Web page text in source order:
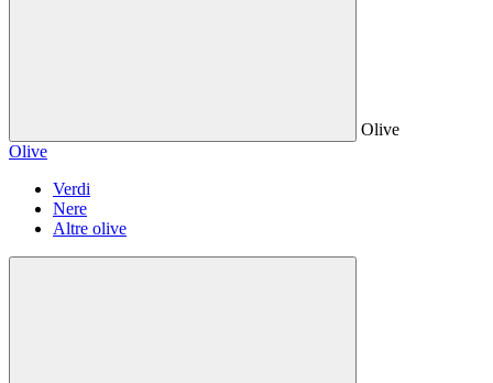
Olive
Olive
Verdi
Nere
Altre olive